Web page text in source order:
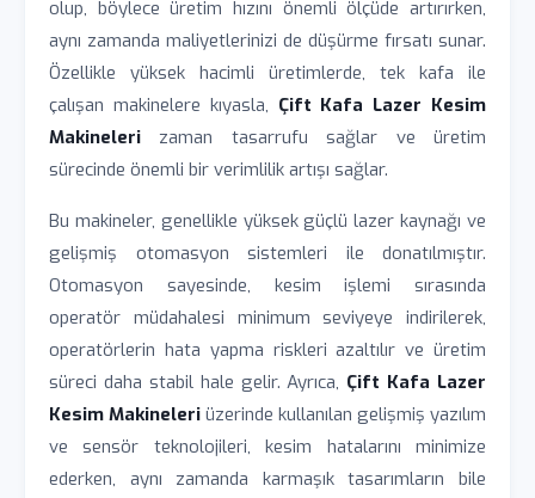
olup, böylece üretim hızını önemli ölçüde artırırken,
aynı zamanda maliyetlerinizi de düşürme fırsatı sunar.
Özellikle yüksek hacimli üretimlerde, tek kafa ile
çalışan makinelere kıyasla, Çift Kafa Lazer Kesim
Makineleri zaman tasarrufu sağlar ve üretim
sürecinde önemli bir verimlilik artışı sağlar.
Bu makineler, genellikle yüksek güçlü lazer kaynağı ve
gelişmiş otomasyon sistemleri ile donatılmıştır.
Otomasyon sayesinde, kesim işlemi sırasında
operatör müdahalesi minimum seviyeye indirilerek,
operatörlerin hata yapma riskleri azaltılır ve üretim
süreci daha stabil hale gelir. Ayrıca, Çift Kafa Lazer
Kesim Makineleri üzerinde kullanılan gelişmiş yazılım
ve sensör teknolojileri, kesim hatalarını minimize
ederken, aynı zamanda karmaşık tasarımların bile